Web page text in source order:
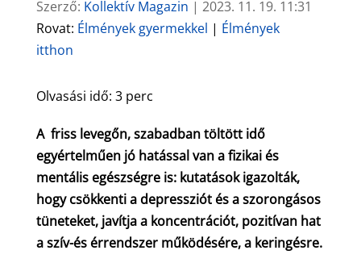
Szerző: Kollektív Magazin | 2023. 11. 19. 11:31
Rovat: Élmények gyermekkel | Élmények
itthon
Olvasási idő: 3 perc
A friss levegőn, szabadban töltött idő
egyértelműen jó hatással van a fizikai és
mentális egészségre is: kutatások igazolták,
hogy csökkenti a depressziót és a szorongásos
tüneteket, javítja a koncentrációt, pozitívan hat
a szív-és érrendszer működésére, a keringésre.